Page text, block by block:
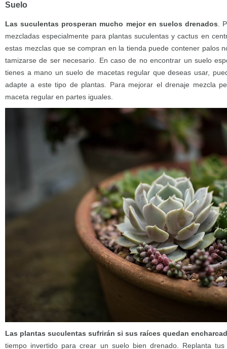
Suelo
Las suculentas prosperan mucho mejor en suelos drenados .
mezcladas especialmente para plantas suculentas y cactus en
estas mezclas que se compran en la tienda puede contener palos
tamizarse de ser necesario. En caso de no encontrar un suelo
tienes a mano un suelo de macetas regular que deseas usar,
adapte a este tipo de plantas. Para mejorar el drenaje mezcla
maceta regular en partes iguales.
Las plantas suculentas sufrirán si sus raíces quedan
tiempo invertido para crear un suelo bien drenado. Replanta